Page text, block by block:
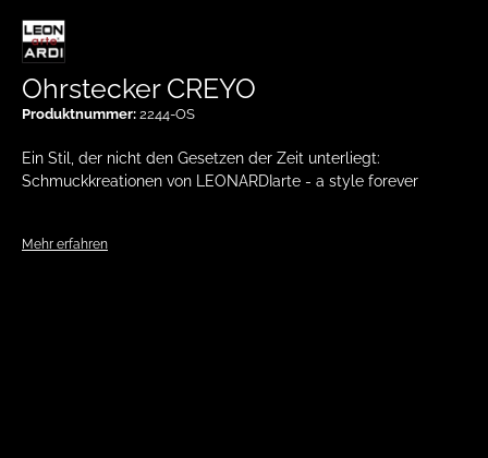
Ein Stil, der nicht den Gesetzen der Zeit unterliegt:
Schmuckkreationen von LEONARDIarte - a style forever
Mehr erfahren
Ohrstecker CREYO
Produktnummer: 2244-OS